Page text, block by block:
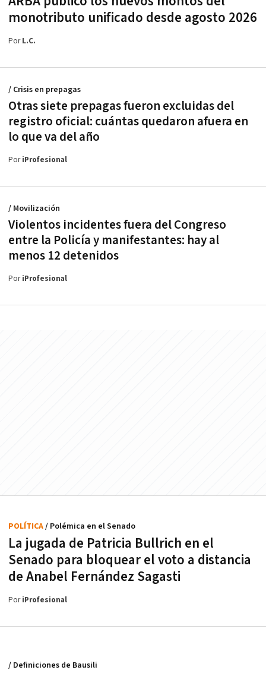
monotributo unificado desde agosto 2026
PorL.C.
Otras siete prepagas fueron excluidas del
registro oficial: cuántas quedaron afuera en
lo que va del año
/ Crisis en prepagas
PoriProfesional
Violentos incidentes fuera del Congreso
entre la Policía y manifestantes: hay al
menos 12 detenidos
/ Movilización
PoriProfesional
La jugada de Patricia Bullrich en el
Senado para bloquear el voto a distancia
de Anabel Fernández Sagasti
POLÍTICA/ Polémica en el Senado
PoriProfesional
/ Definiciones de Bausili